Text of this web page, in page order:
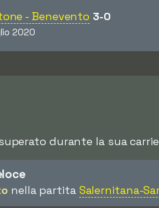
- Benevento 3-0
2020
durante la sua
nella partita Salernitana-